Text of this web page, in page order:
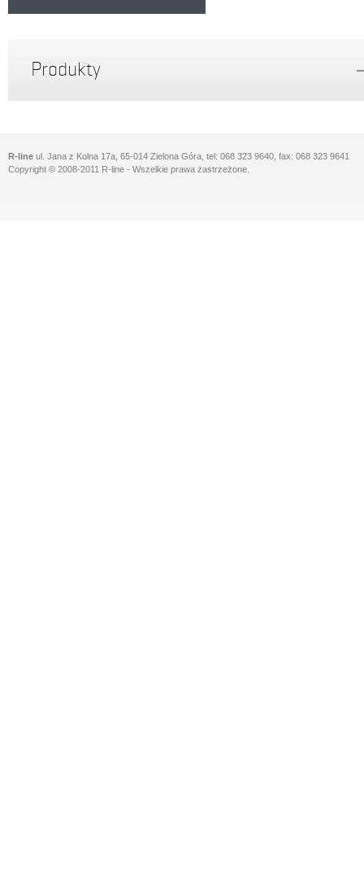
Produkty
R-line ul. Jana z Kolna 17a, 65-014 Zielona Góra, tel: 068 323 9640, fax: 068 323 9641
Copyright © 2008-2011 R-line - Wszelkie prawa zastrzeżone.